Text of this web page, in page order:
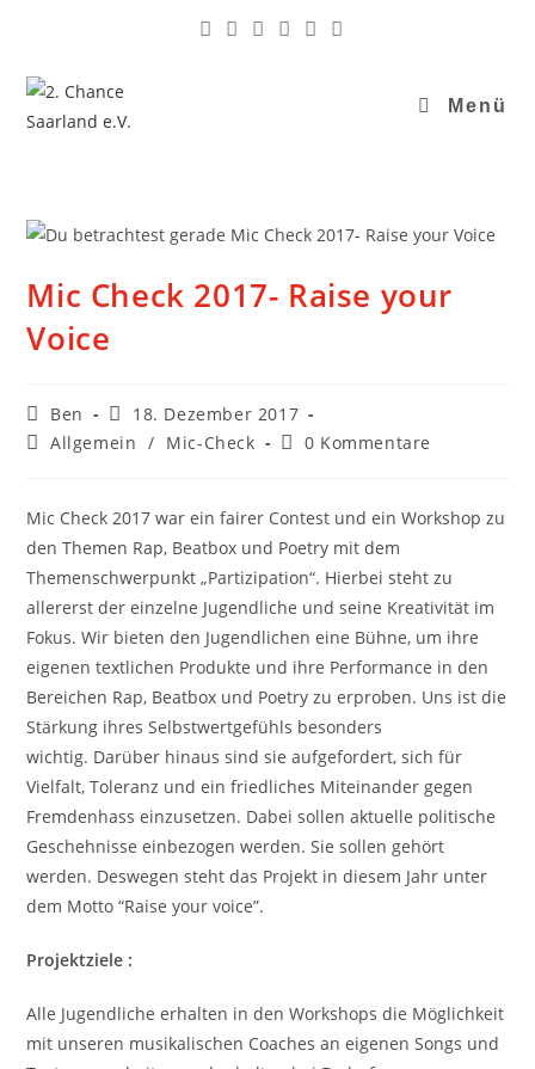
Menü
Mic Check 2017- Raise your
Voice
Ben
18. Dezember 2017
Allgemein / Mic-Check 0 Kommentare
Mic Check 2017 war ein fairer Contest und ein Workshop zu
den Themen Rap, Beatbox und Poetry mit dem
Themenschwerpunkt „Partizipation“. Hierbei steht zu
allererst der einzelne Jugendliche und seine Kreativität im
Fokus. Wir bieten den Jugendlichen eine Bühne, um ihre
eigenen textlichen Produkte und ihre Performance in den
Bereichen Rap, Beatbox und Poetry zu erproben. Uns ist die
Stärkung ihres Selbstwertgefühls besonders
wichtig. Darüber hinaus sind sie aufgefordert, sich für
Vielfalt, Toleranz und ein friedliches Miteinander gegen
Fremdenhass einzusetzen. Dabei sollen aktuelle politische
Geschehnisse einbezogen werden. Sie sollen gehört
werden. Deswegen steht das Projekt in diesem Jahr unter
dem Motto “Raise your voice”.
Projektziele :
Alle Jugendliche erhalten in den Workshops die Möglichkeit
mit unseren musikalischen Coaches an eigenen Songs und